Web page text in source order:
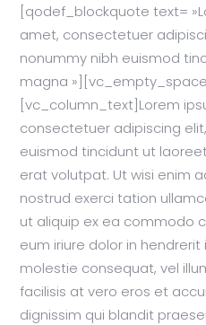
[qodef_blockquote text=
amet, consectetuer
nonummy nibh euismod
magna »][vc_empty_space
[vc_column_text]Lorem
consectetuer adipiscing
euismod tincidunt ut
erat volutpat. Ut wisi enim
nostrud exerci tation
ut aliquip ex ea commodo
eum iriure dolor in
molestie consequat, vel
facilisis at vero eros et
dignissim qui blandit